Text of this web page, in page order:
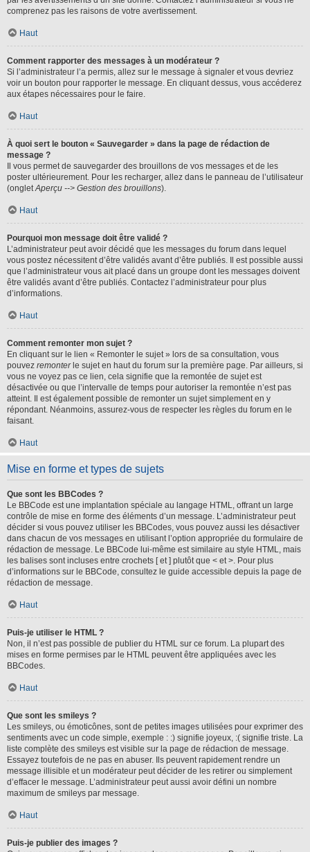
comprenez pas les raisons de votre avertissement.
Haut
Comment rapporter des messages à un modérateur ?
Si l’administrateur l’a permis, allez sur le message à signaler et vous devriez
voir un bouton pour rapporter le message. En cliquant dessus, vous accéderez
aux étapes nécessaires pour le faire.
Haut
À quoi sert le bouton « Sauvegarder » dans la page de rédaction de
message ?
Il vous permet de sauvegarder des brouillons de vos messages et de les
poster ultérieurement. Pour les recharger, allez dans le panneau de l’utilisateur
(ongletAperçu --> Gestion des brouillons).
Haut
Pourquoi mon message doit être validé ?
L’administrateur peut avoir décidé que les messages du forum dans lequel
vous postez nécessitent d’être validés avant d’être publiés. Il est possible aussi
que l’administrateur vous ait placé dans un groupe dont les messages doivent
être validés avant d’être publiés. Contactez l’administrateur pour plus
d’informations.
Haut
Comment remonter mon sujet ?
En cliquant sur le lien « Remonter le sujet » lors de sa consultation, vous
pouvez remonterle sujet en haut du forum sur la première page. Par ailleurs, si
vous ne voyez pas ce lien, cela signifie que la remontée de sujet est
désactivée ou que l’intervalle de temps pour autoriser la remontée n’est pas
atteint. Il est également possible de remonter un sujet simplement en y
répondant. Néanmoins, assurez-vous de respecter les règles du forum en le
faisant.
Haut
Mise en forme et types de sujets
Que sont les BBCodes ?
Le BBCode est une implantation spéciale au langage HTML, offrant un large
contrôle de mise en forme des éléments d’un message. L’administrateur peut
décider si vous pouvez utiliser les BBCodes, vous pouvez aussi les désactiver
dans chacun de vos messages en utilisant l’option appropriée du formulaire de
rédaction de message. Le BBCode lui-même est similaire au style HTML, mais
les balises sont incluses entre crochets [ et ] plutôt que < et >. Pour plus
d’informations sur le BBCode, consultez le guide accessible depuis la page de
rédaction de message.
Haut
Puis-je utiliser le HTML ?
Non, il n’est pas possible de publier du HTML sur ce forum. La plupart des
mises en forme permises par le HTML peuvent être appliquées avec les
BBCodes.
Haut
Que sont les smileys ?
Les smileys, ou émoticônes, sont de petites images utilisées pour exprimer des
sentiments avec un code simple, exemple : :) signifie joyeux, :( signifie triste. La
liste complète des smileys est visible sur la page de rédaction de message.
Essayez toutefois de ne pas en abuser. Ils peuvent rapidement rendre un
message illisible et un modérateur peut décider de les retirer ou simplement
d’effacer le message. L’administrateur peut aussi avoir défini un nombre
maximum de smileys par message.
Haut
Puis-je publier des images ?